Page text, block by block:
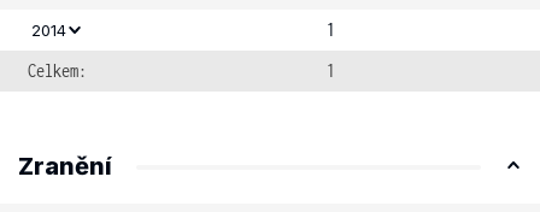
2014
1
Celkem:
1
Zranění